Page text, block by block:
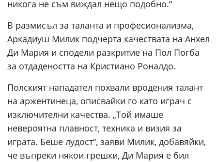
никога не съм виждал нещо подобно.“
В размисъл за таланта и професионализма,
Аркадиуш Милик подчерта качествата на Анхел
Ди Мария и сподели разкритие на Пол Погба
за отдадеността на Кристиано Роналдо.
Полският нападател похвали вродения талант
на аржентинеца, описвайки го като играч с
изключителни качества. „Той имаше
невероятна плавност, техника и визия за
играта. Беше лудост“, заяви Милик, добавяйки,
че въпреки някои грешки, Ди Мария е бил